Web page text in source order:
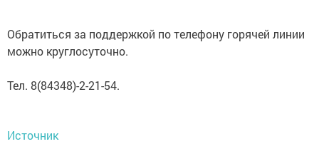
Обратиться за поддержкой по телефону горячей линии
можно круглосуточно.
Тел. 8(84348)-2-21-54.
Источник